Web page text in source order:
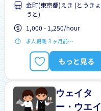
はじめて OK
土日 しごと
金町(東京都)えき (とうきょ
うと)
1,000 - 1,250/hour
求人掲載 ３ヶ月前〜
もっと見る
ウェイタ
ー・ウエイ